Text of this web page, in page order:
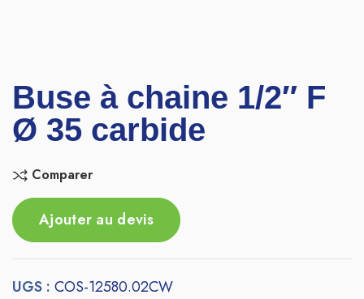
Buse à chaine 1/2″ F
Ø 35 carbide
Comparer
Ajouter au devis
UGS : COS-12580.02CW